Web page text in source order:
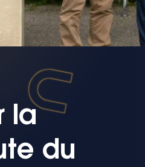
la
du